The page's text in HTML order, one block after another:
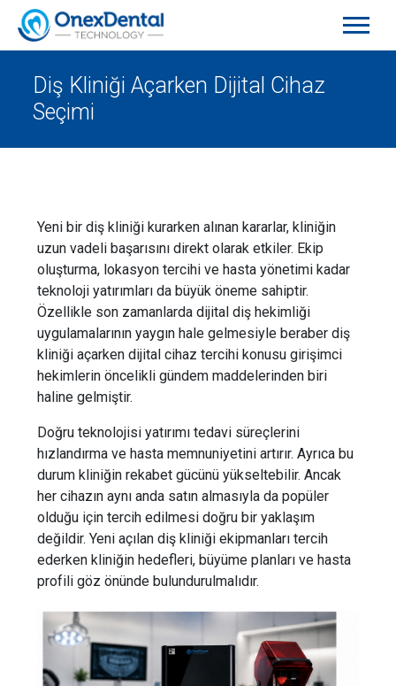
Diş Kliniği Açarken Dijital Cihaz
Seçimi
Yeni bir diş kliniği kurarken alınan kararlar, kliniğin
uzun vadeli başarısını direkt olarak etkiler. Ekip
oluşturma, lokasyon tercihi ve hasta yönetimi kadar
teknoloji yatırımları da büyük öneme sahiptir.
Özellikle son zamanlarda dijital diş hekimliği
uygulamalarının yaygın hale gelmesiyle beraber diş
kliniği açarken dijital cihaz tercihi konusu girişimci
hekimlerin öncelikli gündem maddelerinden biri
haline gelmiştir.
Doğru teknolojisi yatırımı tedavi süreçlerini
hızlandırma ve hasta memnuniyetini artırır. Ayrıca bu
durum kliniğin rekabet gücünü yükseltebilir. Ancak
her cihazın aynı anda satın almasıyla da popüler
olduğu için tercih edilmesi doğru bir yaklaşım
değildir. Yeni açılan diş kliniği ekipmanları tercih
ederken kliniğin hedefleri, büyüme planları ve hasta
profili göz önünde bulundurulmalıdır.